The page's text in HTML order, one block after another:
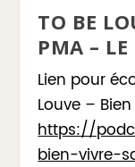
TO BE
PMA – LE
Lien pour
Louve –
https://
bien-vivre-